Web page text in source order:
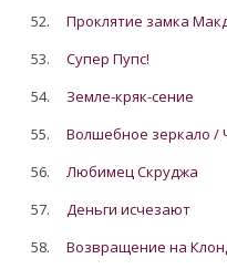
52.
Проклятие замка
53.
Супер Пупс!
54.
Земле-кряк-сение
55.
Волшебное зеркало /
56.
Любимец Скруджа
57.
Деньги исчезают
58.
Возвращение на